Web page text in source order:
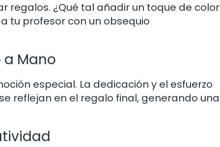
regalos. ¿Qué tal añadir un toque de color
tu profesor con un obsequio
a Mano
especial. La dedicación y el esfuerzo
reflejan en el regalo final, generando una